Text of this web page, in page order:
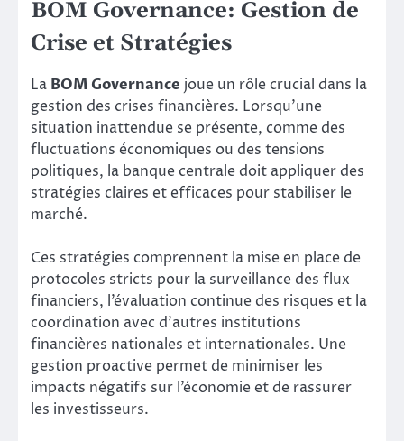
BOM Governance: Gestion de
Crise et Stratégies
La BOM Governance joue un rôle crucial dans la
gestion des crises financières. Lorsqu’une
situation inattendue se présente, comme des
fluctuations économiques ou des tensions
politiques, la banque centrale doit appliquer des
stratégies claires et efficaces pour stabiliser le
marché.
Ces stratégies comprennent la mise en place de
protocoles stricts pour la surveillance des flux
financiers, l’évaluation continue des risques et la
coordination avec d’autres institutions
financières nationales et internationales. Une
gestion proactive permet de minimiser les
impacts négatifs sur l’économie et de rassurer
les investisseurs.